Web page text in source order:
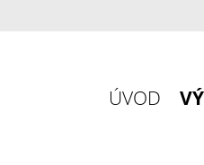
ÚVOD